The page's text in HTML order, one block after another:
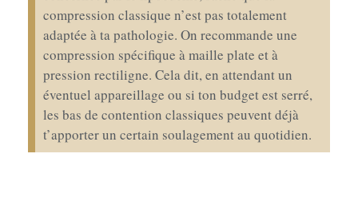
compression classique n’est pas totalement
adaptée à ta pathologie. On recommande une
compression spécifique à maille plate et à
pression rectiligne. Cela dit, en attendant un
éventuel appareillage ou si ton budget est serré,
les bas de contention classiques peuvent déjà
t’apporter un certain soulagement au quotidien.